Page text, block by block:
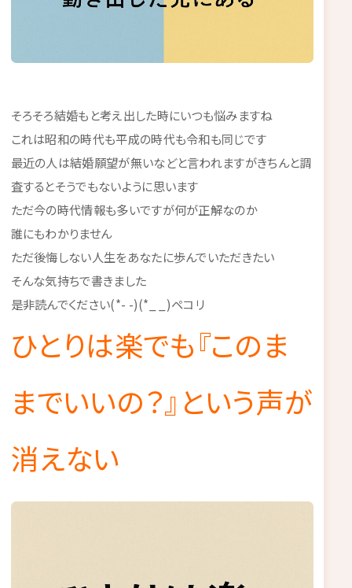
そろそろ結婚もと考え出した時にいつも悩みますね
これは昭和の時代も平成の時代も令和も同じです
最近の人は結婚願望が無いなどと言われますがきちんと調
査するとそうでもないように思います
ただ今の時代情報も多いですが何が正解なのか
誰にもわかりません
ただ後悔しない人生をあなたに歩んでいただきたい
そんな気持ちで書きました
是非読んでください(*- -)(*_ _)ペコリ
ひとりは楽でも『このま
までいいの？』という声が
消えない